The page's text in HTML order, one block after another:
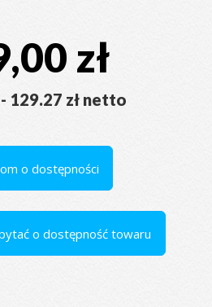
zł
129.27 zł netto
o dostępności
o dostępność towaru